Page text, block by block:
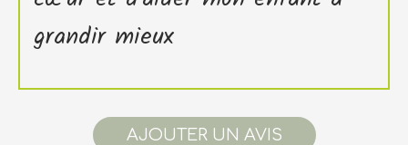
grandir mieux
AJOUTER UN AVIS